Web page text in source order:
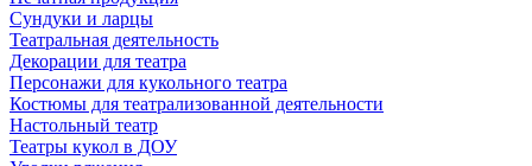
Сундуки и ларцы
Театральная деятельность
Декорации для театра
Персонажи для кукольного театра
Костюмы для театрализованной деятельности
Настольный театр
Театры кукол в ДОУ